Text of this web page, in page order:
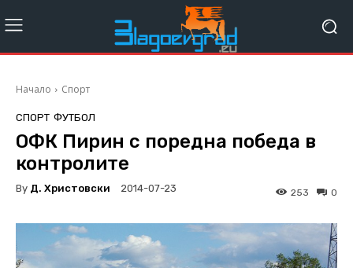
Начало Спорт
СПОРТ ФУТБОЛ
ОФК Пирин с поредна победа в
контролите
By Д. Христовски 2014-07-23 0
253